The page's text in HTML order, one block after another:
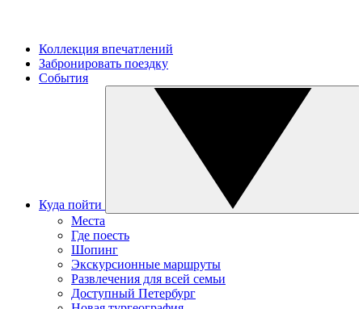
Коллекция впечатлений
Забронировать поездку
События
Куда пойти
Места
Где поесть
Шопинг
Экскурсионные маршруты
Развлечения для всей семьи
Доступный Петербург